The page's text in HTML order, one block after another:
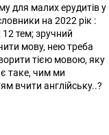
для малих ерудитів у
на 2022 рік :
12 тем; зручний
мову, нею треба
тією мовою, яку
таке, чим ми
вчити англійську..?